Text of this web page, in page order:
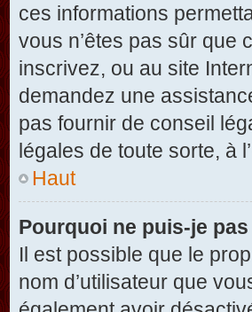
ces informations
vous n’êtes pas sûr que
inscrivez, ou au site
demandez une
pas fournir de conseil
légales de toute sorte, à
Haut
Pourquoi ne puis-je
Il est possible que le
nom d’utilisateur que